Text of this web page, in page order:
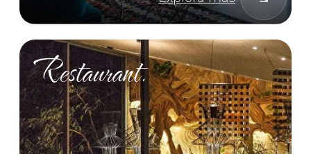
Durante el día: un ambiente sereno
con relajación junto a la piscina,
sesiones de yoga y tratamientos de
spa. Durante la noche: veladas
Ambience
Perfecto para recién casados y para
quienes aprecian el máximo estilo y
comodidad.
Guests